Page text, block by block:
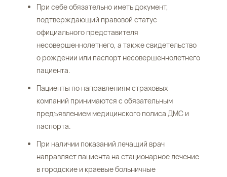
При себе обязательно иметь документ,
подтверждающий правовой статус
официального представителя
несовершеннолетнего, а также свидетельство
о рождении или паспорт несовершеннолетнего
пациента.
Пациенты по направлениям страховых
компаний принимаются с обязательным
предъявлением медицинского полиса ДМС и
паспорта.
При наличии показаний лечащий врач
направляет пациента на стационарное лечение
в городские и краевые больничные